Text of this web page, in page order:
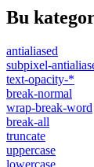
Bu
antialiased
subpixel-
text-opacity-*
break-normal
wrap-break-word
break-all
truncate
uppercase
lowercase